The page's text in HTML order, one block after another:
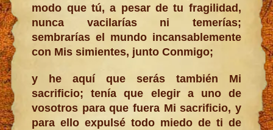
modo que tú, a pesar de tu fragilidad,
nunca vacilarías ni temerías;
sembrarías el mundo incansablemente
con Mis simientes, junto Conmigo;
y he aquí que serás también Mi
sacrificio; tenía que elegir a uno de
vosotros para que fuera Mi sacrificio, y
para ello expulsé todo miedo de ti de